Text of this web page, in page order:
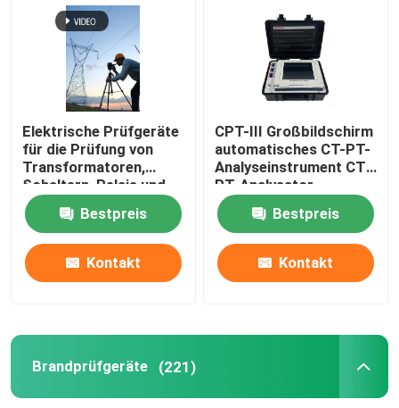
Elektrische Prüfgeräte
für die Prüfung von
Transformatoren,
Schaltern, Relais und
Kabeln
Bestpreis
Kontakt
CPT-III Großbildschirm
automatisches CT-PT-
Analyseinstrument CT-
PT-Analysator
Bestpreis
Kontakt
Brandprüfgeräte (221)